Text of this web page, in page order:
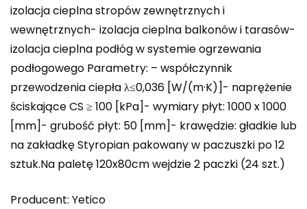
izolacja cieplna stropów zewnętrznych i
wewnętrznych- izolacja cieplna balkonów i tarasów-
izolacja cieplna podłóg w systemie ogrzewania
podłogowego Parametry: – współczynnik
przewodzenia ciepła λ≤0,036 [W/(m·K)]- naprężenie
ściskające CS ≥ 100 [kPa]- wymiary płyt: 1000 x 1000
[mm]- grubość płyt: 50 [mm]- krawędzie: gładkie lub
na zakładkę Styropian pakowany w paczuszki po 12
sztuk.Na paletę 120x80cm wejdzie 2 paczki (24 szt.)
Producent: Yetico